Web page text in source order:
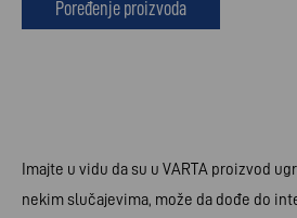
Poređenje proizvoda
Imajte u vidu da su u VARTA proizvod
nekim slučajevima, može da dođe do